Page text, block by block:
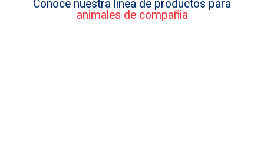
Conoce nuestra linea de productos para
animales de compañia